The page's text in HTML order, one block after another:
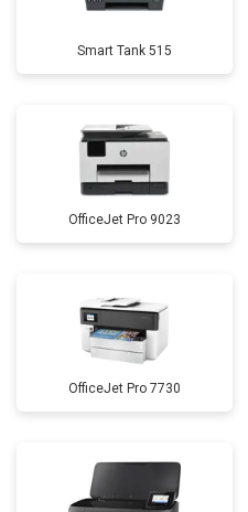
Smart Tank 515
OfficeJet Pro 9023
OfficeJet Pro 7730